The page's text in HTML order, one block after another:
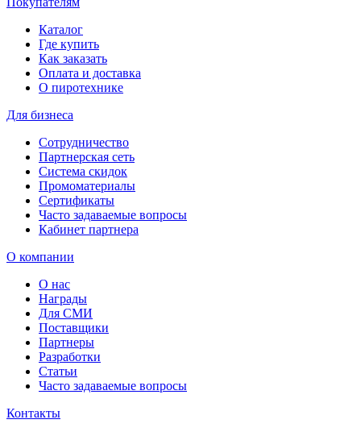
Каталог
Где купить
Как заказать
Оплата и доставка
О пиротехнике
Для бизнеса
Сотрудничество
Партнерская сеть
Система скидок
Промоматериалы
Сертификаты
Часто задаваемые вопросы
Кабинет партнера
О компании
О нас
Награды
Для СМИ
Поставщики
Партнеры
Разработки
Статьи
Часто задаваемые вопросы
Контакты